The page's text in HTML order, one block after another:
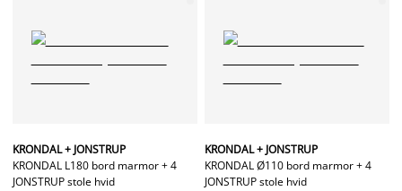
KRONDAL + JONSTRUP
KRONDAL L180 bord marmor + 4
JONSTRUP stole hvid
KRONDAL + JONSTRUP
KRONDAL Ø110 bord marmor + 4
JONSTRUP stole hvid